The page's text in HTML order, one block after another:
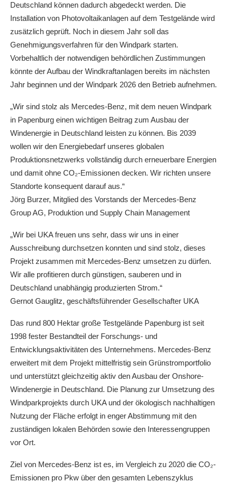
Deutschland können dadurch abgedeckt werden. Die
Installation von Photovoltaikanlagen auf dem Testgelände wird
zusätzlich geprüft. Noch in diesem Jahr soll das
Genehmigungsverfahren für den Windpark starten.
Vorbehaltlich der notwendigen behördlichen Zustimmungen
könnte der Aufbau der Windkraftanlagen bereits im nächsten
Jahr beginnen und der Windpark 2026 den Betrieb aufnehmen.
„Wir sind stolz als Mercedes-Benz, mit dem neuen Windpark
in Papenburg einen wichtigen Beitrag zum Ausbau der
Windenergie in Deutschland leisten zu können. Bis 2039
wollen wir den Energiebedarf unseres globalen
Produktionsnetzwerks vollständig durch erneuerbare Energien
und damit ohne CO₂-Emissionen decken. Wir richten unsere
Standorte konsequent darauf aus.“
Jörg Burzer, Mitglied des Vorstands der Mercedes-Benz
Group AG, Produktion und Supply Chain Management
„Wir bei UKA freuen uns sehr, dass wir uns in einer
Ausschreibung durchsetzen konnten und sind stolz, dieses
Projekt zusammen mit Mercedes-Benz umsetzen zu dürfen.
Wir alle profitieren durch günstigen, sauberen und in
Deutschland unabhängig produzierten Strom.“
Gernot Gauglitz, geschäftsführender Gesellschafter UKA
Das rund 800 Hektar große Testgelände Papenburg ist seit
1998 fester Bestandteil der Forschungs- und
Entwicklungsaktivitäten des Unternehmens. Mercedes-Benz
erweitert mit dem Projekt mittelfristig sein Grünstromportfolio
und unterstützt gleichzeitig aktiv den Ausbau der Onshore-
Windenergie in Deutschland. Die Planung zur Umsetzung des
Windparkprojekts durch UKA und der ökologisch nachhaltigen
Nutzung der Fläche erfolgt in enger Abstimmung mit den
zuständigen lokalen Behörden sowie den Interessengruppen
vor Ort.
Ziel von Mercedes-Benz ist es, im Vergleich zu 2020 die CO₂-
Emissionen pro Pkw über den gesamten Lebenszyklus